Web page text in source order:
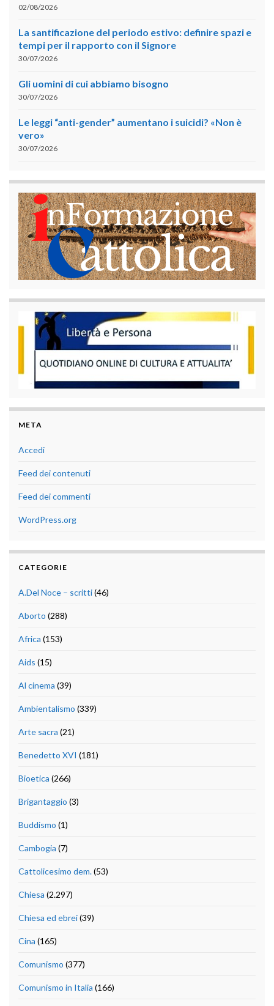
02/08/2026
La santificazione del periodo estivo: definire spazi e
tempi per il rapporto con il Signore
30/07/2026
Gli uomini di cui abbiamo bisogno
30/07/2026
Le leggi “anti-gender” aumentano i suicidi? «Non è
vero»
30/07/2026
META
Accedi
Feed dei contenuti
Feed dei commenti
WordPress.org
CATEGORIE
A.Del Noce – scritti(46)
Aborto (288)
Africa (153)
Aids (15)
Al cinema (39)
Ambientalismo (339)
Arte sacra (21)
Benedetto XVI (181)
Bioetica (266)
Brigantaggio (3)
Buddismo (1)
Cambogia (7)
Cattolicesimo dem.(53)
Chiesa (2.297)
Chiesa ed ebrei(39)
Cina (165)
Comunismo (377)
Comunismo in Italia (166)